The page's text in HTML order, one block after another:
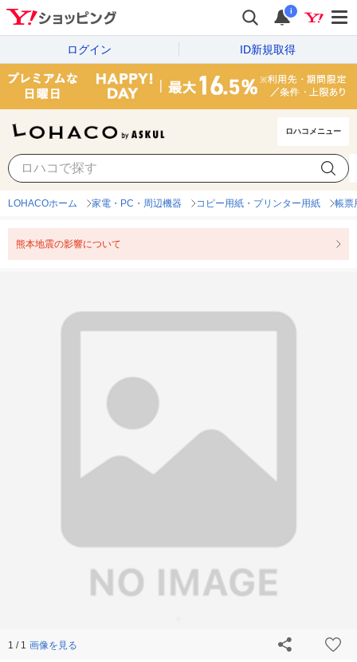
i
ログイン ID新規取得
ロハコメニュー
LOHACOホーム 家電・PC・周辺機器 コピー用紙・プリンター用紙 帳票
熊本地震の影響について
1 / 1 画像を見る